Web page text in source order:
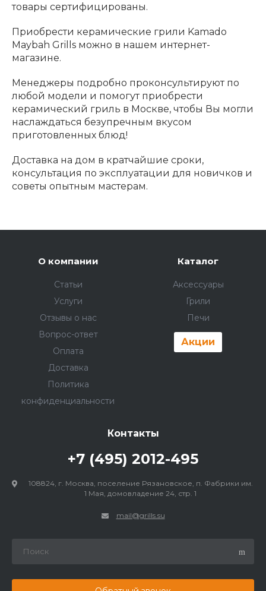
товары сертифицированы.
Приобрести керамические грили Kamado
Maybah Grills можно в нашем интернет-
магазине.
Менеджеры подробно проконсультируют по
любой модели и помогут приобрести
керамический гриль в Москве, чтобы Вы могли
наслаждаться безупречным вкусом
приготовленных блюд!
Доставка на дом в кратчайшие сроки,
консультация по эксплуатации для новичков и
советы опытным мастерам.
О компании
Статьи
Услуги
Отзывы о нас
Вопрос-ответ
Оплата
Доставка
Политика
конфиденциальности
Каталог
Аксессуары
Грили
Печи
Акции
Контакты
+7 (495) 2012-495
108824, г. Москва, поселение Рязановское, п. Фабрики им.
1 Мая, домовладение 24, стр. 1
mail@grills.su